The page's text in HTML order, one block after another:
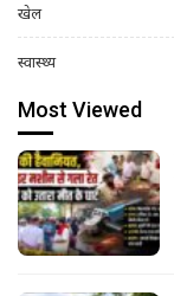
खेल
स्वास्थ्य
Most Viewed